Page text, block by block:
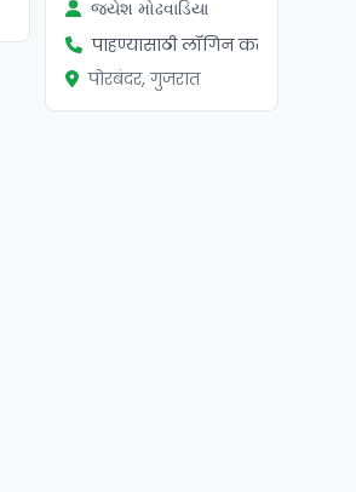
જયેશ મોઢવાડિયા
पाहण्यासाठी लॉगिन करा
पोरबंदर, गुजरात